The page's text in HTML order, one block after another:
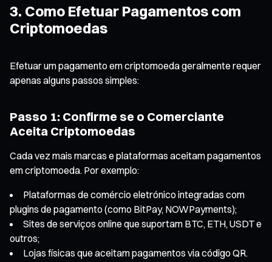
3. Como Efetuar Pagamentos com
Criptomoedas
Efetuar um pagamento em criptomoeda geralmente requer
apenas alguns passos simples:
Passo 1: Confirme se o Comerciante
Aceita Criptomoedas
Cada vez mais marcas e plataformas aceitam pagamentos
em criptomoeda. Por exemplo:
Plataformas de comércio eletrónico integradas com
plugins de pagamento (como BitPay, NOWPayments);
Sites de serviços online que suportam BTC, ETH, USDT e
outros;
Lojas físicas que aceitam pagamentos via código QR.